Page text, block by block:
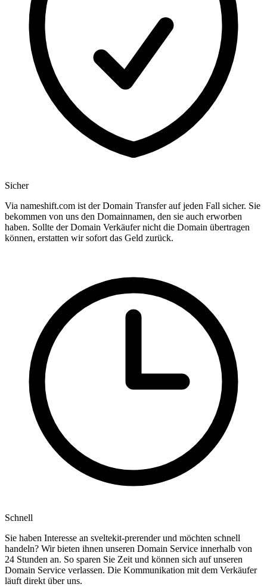
Sicher
Via nameshift.com ist der Domain Transfer auf jeden Fall sicher. Sie
bekommen von uns den Domainnamen, den sie auch erworben
haben. Sollte der Domain Verkäufer nicht die Domain übertragen
können, erstatten wir sofort das Geld zurück.
Schnell
Sie haben Interesse an sveltekit-prerender und möchten schnell
handeln? Wir bieten ihnen unseren Domain Service innerhalb von
24 Stunden an. So sparen Sie Zeit und können sich auf unseren
Domain Service verlassen. Die Kommunikation mit dem Verkäufer
läuft direkt über uns.